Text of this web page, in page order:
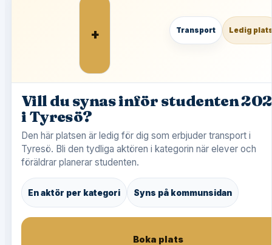
+ Transport Ledig
Vill du synas inför studenten
i Tyresö?
Den här platsen är ledig för dig som erbjuder transport i
Tyresö. Bli den tydliga aktören i kategorin när elever och
föräldrar planerar studenten.
En aktör per kategori Syns på kommunsidan
Boka plats